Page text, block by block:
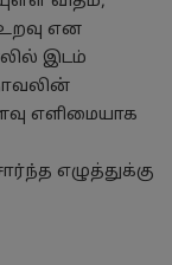
என
இடம்
எளிமையாக
எழுத்துக்கு